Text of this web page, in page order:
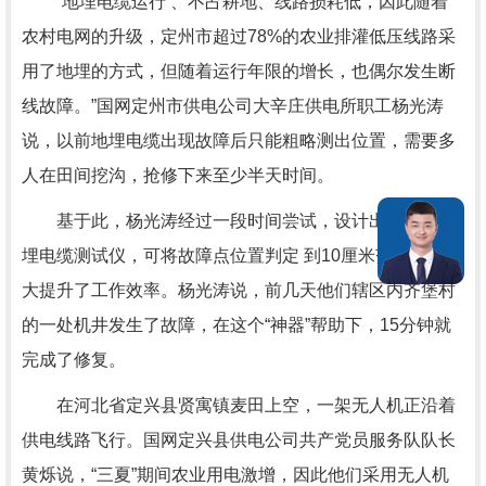
农村电网的升级，定州市超过78%的农业排灌低压线路采
用了地埋的方式，但随着运行年限的增长，也偶尔发生断
线故障。”国网定州市供电公司大辛庄供电所职工杨光涛
说，以前地埋电缆出现故障后只能粗略测出位置，需要多
人在田间挖沟，抢修下来至少半天时间。
基于此，杨光涛经过一段时间尝试，设计出了新型地
埋电缆测试仪，可将故障点位置判定 到10厘米范围内，极
大提升了工作效率。杨光涛说，前几天他们辖区内齐堡村
的一处机井发生了故障，在这个“神器”帮助下，15分钟就
完成了修复。
在河北省定兴县贤寓镇麦田上空，一架无人机正沿着
供电线路飞行。国网定兴县供电公司共产党员服务队队长
黄烁说，“三夏”期间农业用电激增，因此他们采用无人机